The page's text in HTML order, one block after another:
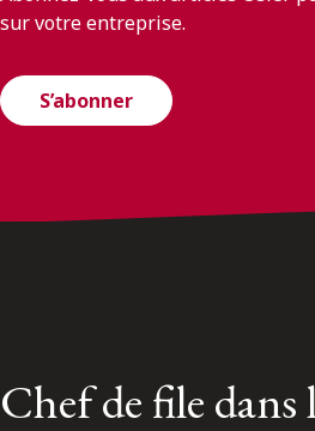
sur votre entreprise.
S’abonner
Chef de file